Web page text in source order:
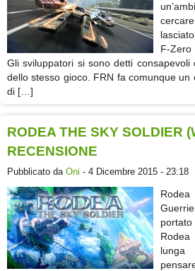
F-
Gli sviluppatori si sono detti
dello stesso gioco. FRN fa comunque
di […]
RODEA THE SKY SOLDIER
RECENSIONE
Pubblicato da Oni - 4 Dicembre 2015 - 23:18
lunga